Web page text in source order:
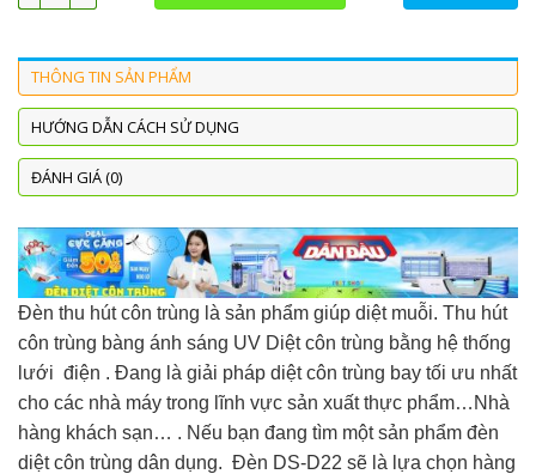
THÔNG TIN SẢN PHẨM
HƯỚNG DẪN CÁCH SỬ DỤNG
ĐÁNH GIÁ (0)
Đèn thu hút côn trùng là sản phẩm giúp diệt muỗi. Thu hút
côn trùng bàng ánh sáng UV Diệt côn trùng bằng hệ thống
lưới điện . Đang là giải pháp diệt côn trùng bay tối ưu nhất
cho các nhà máy trong lĩnh vực sản xuất thực phẩm…Nhà
hàng khách sạn… . Nếu bạn đang tìm một sản phẩm đèn
diệt côn trùng dân dụng. Đèn DS-D22 sẽ là lựa chọn hàng